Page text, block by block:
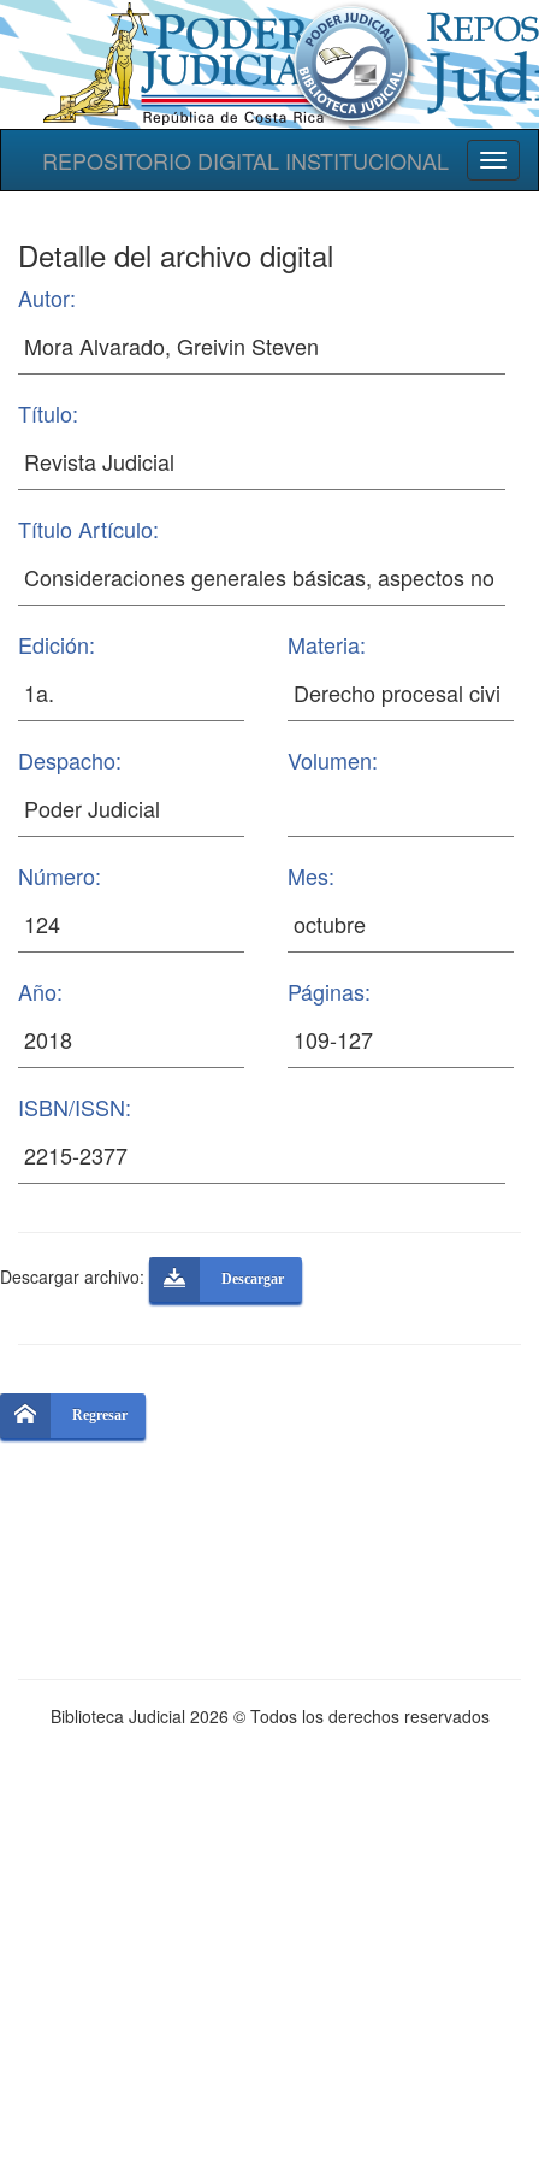
REPOSITORIO DIGITAL INSTITUCIONAL
Detalle del archivo digital
Autor:
Título:
Título Artículo:
Edición: Materia:
Despacho: Volumen:
Número: Mes:
Año: Páginas:
ISBN/ISSN:
Descargar archivo: Descargar
Regresar
Biblioteca Judicial 2026 © Todos los derechos reservados